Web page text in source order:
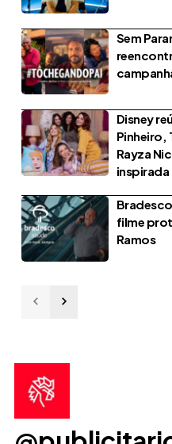
Sem
Disney
Pinheiro,
Rayza
inspirada
filme
Ramos